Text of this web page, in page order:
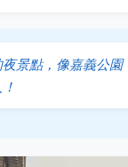
景點，像嘉義公